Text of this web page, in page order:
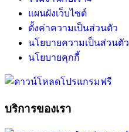
แผนผังเว็บไซต์
ตั้งค่าความเป็นส่วนตัว
นโยบายความเป็นส่วนตัว
นโยบายคุกกี้
บริการของเรา